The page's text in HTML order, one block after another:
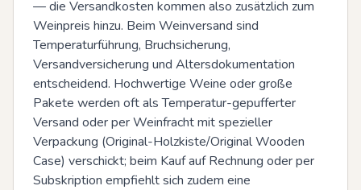
— die Versandkosten kommen also zusätzlich zum
Weinpreis hinzu. Beim Weinversand sind
Temperaturführung, Bruchsicherung,
Versandversicherung und Altersdokumentation
entscheidend. Hochwertige Weine oder große
Pakete werden oft als Temperatur-gepufferter
Versand oder per Weinfracht mit spezieller
Verpackung (Original-Holzkiste/Original Wooden
Case) verschickt; beim Kauf auf Rechnung oder per
Subskription empfiehlt sich zudem eine